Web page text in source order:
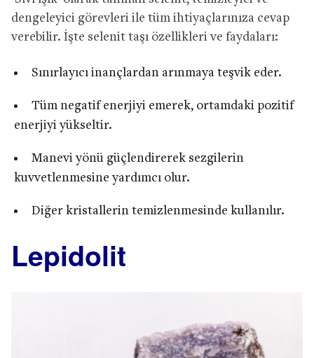
dengeleyici görevleri ile tüm ihtiyaçlarınıza cevap
verebilir. İşte selenit taşı özellikleri ve faydaları:
Sınırlayıcı inançlardan arınmaya teşvik eder.
Tüm negatif enerjiyi emerek, ortamdaki pozitif
enerjiyi yükseltir.
Manevi yönü güçlendirerek sezgilerin
kuvvetlenmesine yardımcı olur.
Diğer kristallerin temizlenmesinde kullanılır.
Lepidolit